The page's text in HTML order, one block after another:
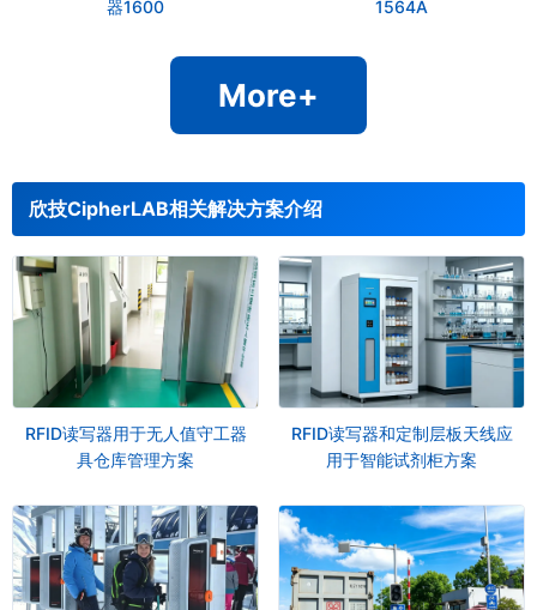
器1600
1564A
More+
欣技CipherLAB相关解决方案介绍
RFID读写器用于无人值守工器
具仓库管理方案
RFID读写器和定制层板天线应
用于智能试剂柜方案